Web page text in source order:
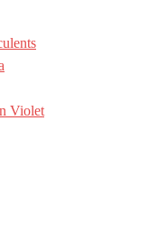
Violet